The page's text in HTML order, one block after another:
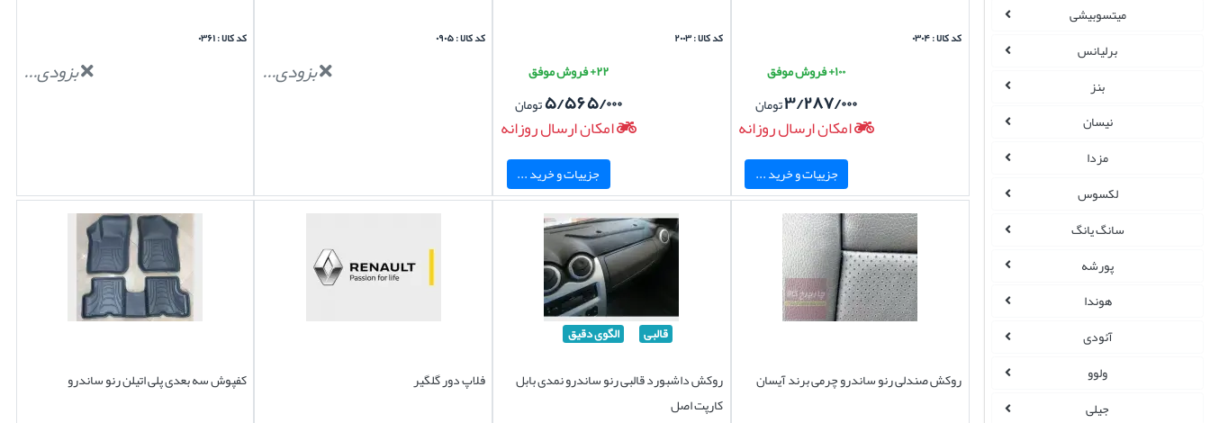
میتسوبیشی
برلیانس
بنز
نیسان
مزدا
لکسوس
سانگ یانگ
پورشه
هوندا
آئودی
ولوو
جیلی
کد کالا : ۰۳۰۴
۱۰۰+ فروش موفق
۳/۲۸۷/۰۰۰تومان
امکان ارسال روزانه
جزییات و خرید ...
کد کالا : ۲۰۰۳
۲۲+ فروش موفق
۵/۵۶۵/۰۰۰تومان
امکان ارسال روزانه
جزییات و خرید ...
کد کالا : ۰۹۰۵
بزودی...
کد کالا : ۰۳۶۱
بزودی...
روکش صندلی رنو ساندرو چرمی برند آیسان
قالبی الگوی دقیق
روکش داشبورد قالبی رنو ساندرو نمدی بابل
کارپت اصل
فلاپ دور گلگیر کفپوش سه بعدی پلی اتیلن رنو ساندرو